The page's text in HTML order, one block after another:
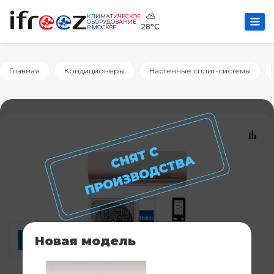
КЛИМАТИЧЕСКОЕ
ОБОРУДОВАНИЕ
В МОСКВЕ
⛅
28°C
Главная Кондиционеры Настенные сплит-системы
Новая модель